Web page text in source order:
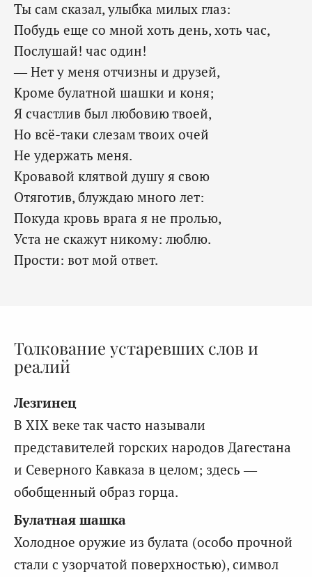
Ты сам сказал, улыбка милых глаз:
Побудь еще со мной хоть день, хоть час,
Послушай! час один!
— Нет у меня отчизны и друзей,
Кроме булатной шашки и коня;
Я счастлив был любовию твоей,
Но всё-таки слезам твоих очей
Не удержать меня.
Кровавой клятвой душу я свою
Отяготив, блуждаю много лет:
Покуда кровь врага я не пролью,
Уста не скажут никому: люблю.
Прости: вот мой ответ.
Толкование устаревших слов и
реалий
Лезгинец
В XIX веке так часто называли
представителей горских народов Дагестана
и Северного Кавказа в целом; здесь —
обобщенный образ горца.
Булатная шашка
Холодное оружие из булата (особо прочной
стали с узорчатой поверхностью), символ